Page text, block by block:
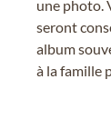
une photo.
seront
album
à la famille